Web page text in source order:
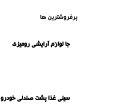
پرفروشترین ها
جا لوازم آرایشی رومیزی
سینی غذا پشت صندلی خودرو